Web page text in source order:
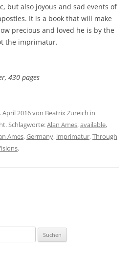
but also joyous and sad events of
It is a book that will make
precious and loved he is by the
the imprimatur.
430 pages
April 2016von Beatrix Zureich in
Schlagworte:Alan Ames,available,
Ames,Germany, imprimatur,Through
.